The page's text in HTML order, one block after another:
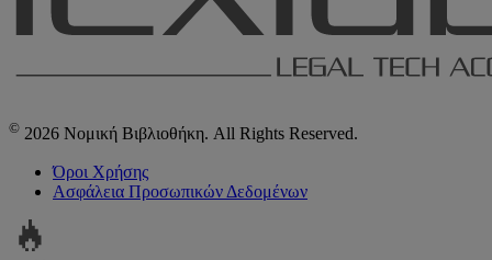
© 2026 Νομική Βιβλιοθήκη. All Rights Reserved.
Όροι Χρήσης
Ασφάλεια Προσωπικών Δεδομένων